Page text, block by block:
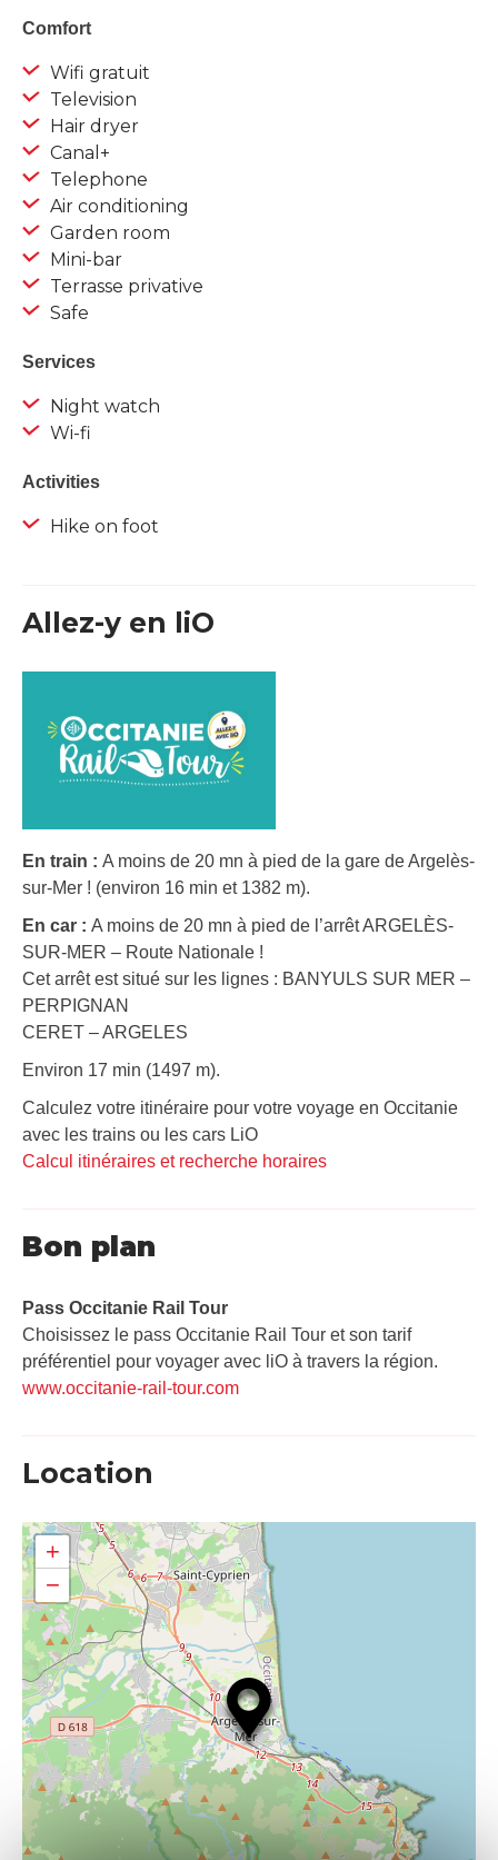
Comfort
Wifi gratuit
Television
Hair dryer
Canal+
Telephone
Air conditioning
Garden room
Mini-bar
Terrasse privative
Safe
Services
Night watch
Wi-fi
Activities
Hike on foot
Allez-y en liO
En train : A moins de 20 mn à pied de la gare de Argelès-
sur-Mer ! (environ 16 min et 1382 m).
En car : A moins de 20 mn à pied de l’arrêt ARGELÈS-
SUR-MER – Route Nationale !
Cet arrêt est situé sur les lignes : BANYULS SUR MER –
PERPIGNAN
CERET – ARGELES
Environ 17 min (1497 m).
Calculez votre itinéraire pour votre voyage en Occitanie
avec les trains ou les cars LiO
Calcul itinéraires et recherche horaires
Bon plan
Pass Occitanie Rail Tour​
Choisissez le pass Occitanie Rail Tour et son tarif
préférentiel pour voyager avec liO à travers la région.
www.occitanie-rail-tour.com
Location
+
−